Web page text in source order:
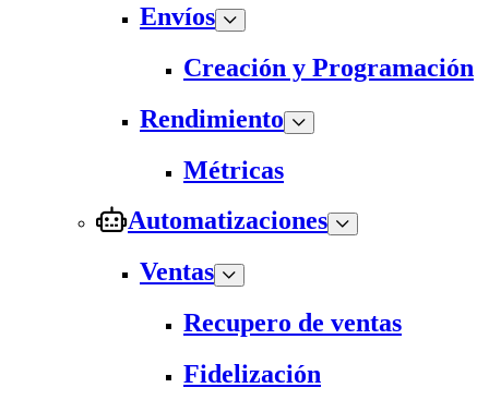
Envíos
Creación y Programación
Rendimiento
Métricas
Automatizaciones
Ventas
Recupero de ventas
Fidelización